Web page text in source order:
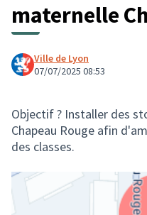
maternelle
Ville de Lyon
07/07/2025 08:53
Objectif ? Installer des
Chapeau Rouge afin
des classes.